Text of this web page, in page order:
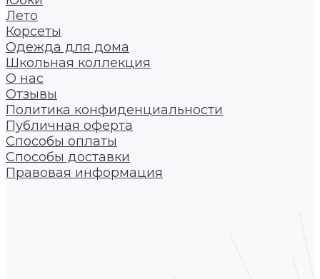
Лето
Корсеты
Одежда для дома
Школьная коллекция
О нас
Отзывы
Политика конфиденциальности
Публичная оферта
Способы оплаты
Способы доставки
Правовая информация